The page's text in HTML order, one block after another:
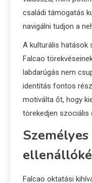
családi támogatás
navigálni tudjon a
A kulturális hatások
Falcao
labdarúgás nem
identitás fontos
motiválta őt, hogy
törekedjen szociális
Falcao oktatási